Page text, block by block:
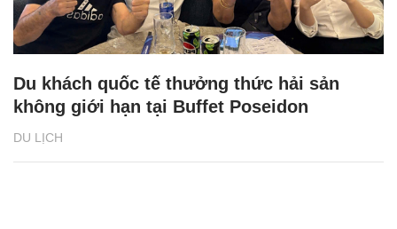
DU LỊCH
Du khách quốc tế thưởng thức hải sản
không giới hạn tại Buffet Poseidon